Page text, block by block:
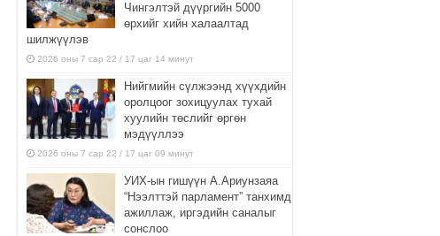
Чингэлтэй дүүргийн 5000
өрхийг хийн халаалтад
шилжүүлэв
2026 оны 7 сар 22 / 17 цаг 14 минут
Нийгмийн сүлжээнд хүүхдийн
оролцоог зохицуулах тухай
хуулийн төслийг өргөн
мэдүүллээ
2026 оны 7 сар 22 / 17 цаг 09 минут
УИХ-ын гишүүн А.Ариунзаяа
“Нээлттэй парламент” танхимд
ажиллаж, иргэдийн саналыг
сонслоо